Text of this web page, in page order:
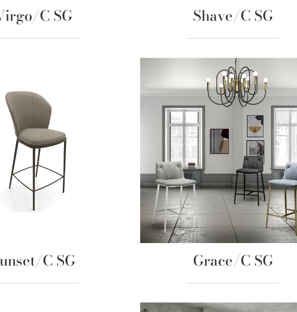
C SG Shave/C SG
C SG Grace/C SG